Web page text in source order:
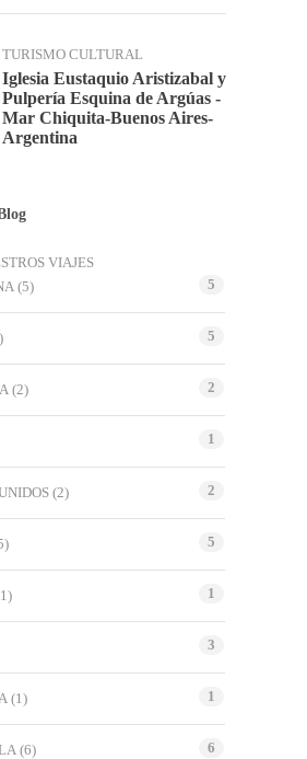
TURISMO CULTURAL
Iglesia Eustaquio Aristizabal y
Pulpería Esquina de Argúas -
Mar Chiquita-Buenos Aires-
Argentina
VIAJES
(5) 5
5
(2) 2
1
(2) 2
5
1
3
(1) 1
(6)
6